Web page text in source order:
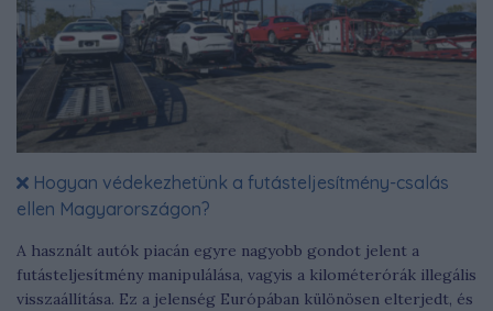
Hogyan védekezhetünk a futásteljesítmény-csalás
ellen Magyarországon?
A használt autók piacán egyre nagyobb gondot jelent a
futásteljesítmény manipulálása, vagyis a kilométerórák illegális
visszaállítása. Ez a jelenség Európában különösen elterjedt, és